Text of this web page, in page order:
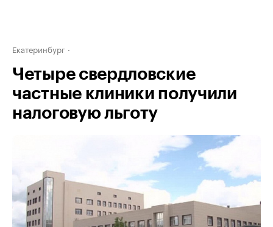
Екатеринбург
Четыре свердловские
частные клиники получили
налоговую льготу